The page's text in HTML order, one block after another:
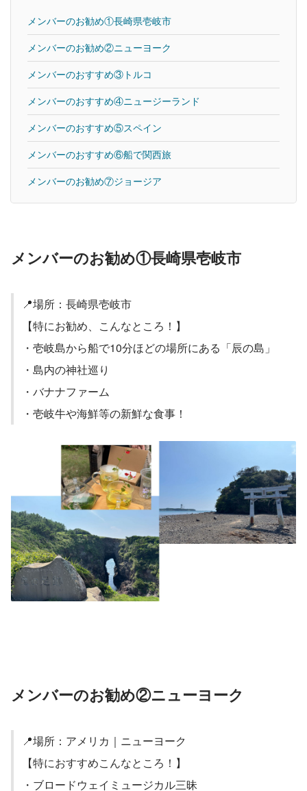
メンバーのお勧め①長崎県壱岐市
メンバーのお勧め②ニューヨーク
メンバーのおすすめ③トルコ
メンバーのおすすめ④ニュージーランド
メンバーのおすすめ⑤スペイン
メンバーのおすすめ⑥船で関西旅
メンバーのお勧め⑦ジョージア
メンバーのお勧め①長崎県壱岐市
📍場所：長崎県壱岐市
【特にお勧め、こんなところ！】
・壱岐島から船で10分ほどの場所にある「辰の島」
・島内の神社巡り
・バナナファーム
・壱岐牛や海鮮等の新鮮な食事！
メンバーのお勧め②ニューヨーク
📍場所：アメリカ｜ニューヨーク
【特におすすめこんなところ！】
・ブロードウェイミュージカル三昧